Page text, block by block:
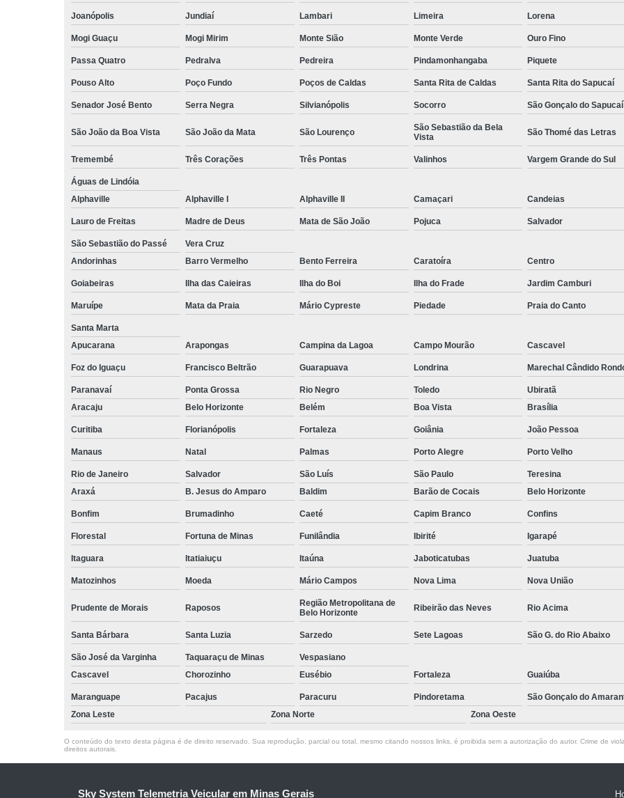
Rastreador de Carro Minas
Rastreador para Carros
Rastreador Veicular para Carros de
Rastreador Veicular Particular
Gps
Rastreador do Carro
Rastreador para Carros com Escuta
Empresa Especializada em Rastreamento
Rastreamento de Carros Belo Horizonte
Rastreamento de Carros e Caminhões
Rastreamento de Carros por Satélite
Monitoramento e Rastreamento de Frotas
Rastreamento de Frota Via
Rastreamento de Frotas Belo Horizonte
Rastreamento de Frotas Minas
Rastreamento e Monitoramento
Rastreamento Veicular Frotas
Empresa de Rastreamento de
Empresa de
Empresa de
Empresa
Empresas de Monitoramento e
Rastreamento de Veículos
Rastreamento para Carros
Detector
Sensor de Fadiga e Distração
Sensor de Fadiga Vw
Sensor
Joanópolis Jundiaí Lambari Limeira Lorena
Mogi Guaçu Mogi Mirim Monte Sião Monte Verde Ouro Fino
Passa Quatro Pedralva Pedreira Pindamonhangaba Piquete
Pouso Alto Poço Fundo Poços de Caldas Santa Rita de Caldas Santa Rita do Sapucaí
Senador José Bento Serra Negra Silvianópolis Socorro São Gonçalo do Sapucaí
São João da Boa Vista São João da Mata São Lourenço
São Sebastião da Bela
Vista
São Thomé das Letras
Tremembé Três Corações Três Pontas Valinhos Vargem Grande do Sul
Águas de Lindóia
Alphaville
Alphaville I Alphaville II Camaçari Candeias
Lauro de Freitas Madre de Deus Mata de São João Pojuca Salvador
São Sebastião do Passé
Vera Cruz
Andorinhas
Barro Vermelho Bento Ferreira Caratoíra Centro
Goiabeiras Ilha das Caieiras Ilha do Boi Ilha do Frade Jardim Camburi
Maruípe Mata da Praia Mário Cypreste Piedade Praia do Canto
Santa Marta
Apucarana
Arapongas Campina da Lagoa Campo Mourão Cascavel
Foz do Iguaçu Francisco Beltrão Guarapuava Londrina Marechal Cândido
Paranavaí Ponta Grossa Rio Negro Toledo Ubiratã
Aracaju
Belo Horizonte Belém Boa Vista Brasília
Curitiba Florianópolis Fortaleza Goiânia João Pessoa
Manaus Natal Palmas Porto Alegre Porto Velho
Rio de Janeiro Salvador São Luís São Paulo Teresina
Araxá
B. Jesus do Amparo Baldim Barão de Cocais Belo Horizonte
Bonfim Brumadinho Caeté Capim Branco Confins
Florestal Fortuna de Minas Funilândia Ibirité Igarapé
Itaguara Itatiaiuçu Itaúna Jaboticatubas Juatuba
Matozinhos Moeda Mário Campos Nova Lima Nova União
Prudente de Morais Raposos
Região Metropolitana de
Belo Horizonte
Ribeirão das Neves Rio Acima
Santa Bárbara Santa Luzia Sarzedo Sete Lagoas São G. do Rio Abaixo
São José da Varginha Taquaraçu de Minas
Vespasiano
Cascavel
Chorozinho Eusébio Fortaleza Guaiúba
Maranguape Pacajus Paracuru Pindoretama São Gonçalo do
Zona Leste
Zona Norte Zona Oeste
O conteúdo do texto desta página é de direito reservado. Sua reprodução, parcial ou total, mesmo citando nossos links, é proibida sem a autorização do autor. Crime de
direitos autorais
Sky System Telemetria Veicular em Minas Gerais